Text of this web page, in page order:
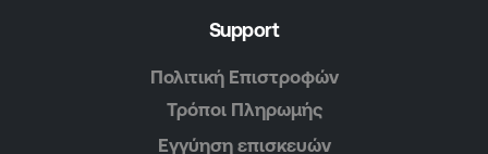
Support
Πολιτική Επιστροφών
Τρόποι Πληρωμής
Εγγύηση επισκευών